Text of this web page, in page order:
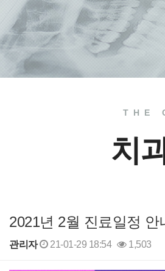
THE
치
2021년 2월 진료일정 안
관리자 21-01-29 18:54 1,503